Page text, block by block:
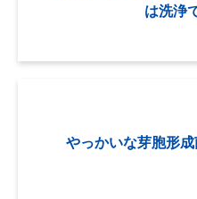
は洗浄
やっかいな芽胞形